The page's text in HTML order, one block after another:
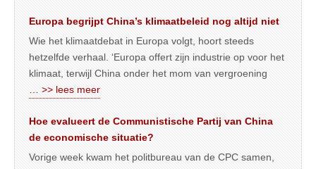
Europa begrijpt China’s klimaatbeleid nog altijd niet
Wie het klimaatdebat in Europa volgt, hoort steeds
hetzelfde verhaal. ‘Europa offert zijn industrie op voor het
klimaat, terwijl China onder het mom van vergroening
… >> lees meer
Hoe evalueert de Communistische Partij van China
de economische situatie?
Vorige week kwam het politbureau van de CPC samen,